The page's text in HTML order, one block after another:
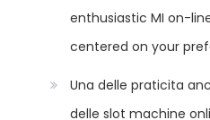
enthusiastic MI on-
centered on your
Una delle praticita
delle slot machine